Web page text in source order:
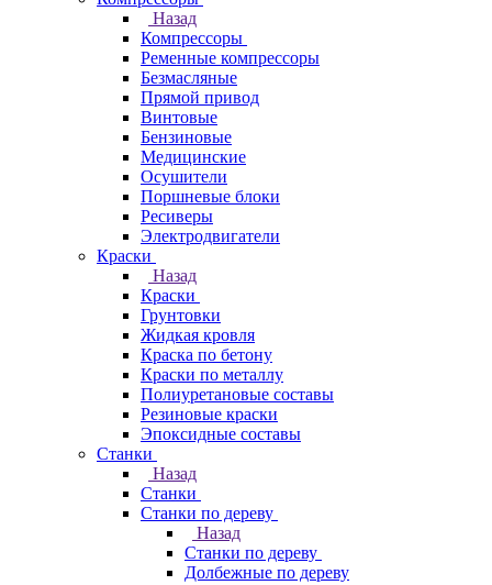
Назад
Компрессоры
Ременные компрессоры
Безмасляные
Прямой привод
Винтовые
Бензиновые
Медицинские
Осушители
Поршневые блоки
Ресиверы
Электродвигатели
Краски
Назад
Краски
Грунтовки
Жидкая кровля
Краска по бетону
Краски по металлу
Полиуретановые составы
Резиновые краски
Эпоксидные составы
Станки
Назад
Станки
Станки по дереву
Назад
Станки по дереву
Долбежные по дереву